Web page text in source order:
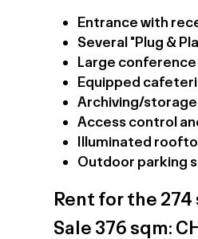
Entrance with
Several "Plug &
Large
Equipped
Archiving/
Access control
Illuminated
Outdoor parking
Rent for the
Sale 376 sqm: